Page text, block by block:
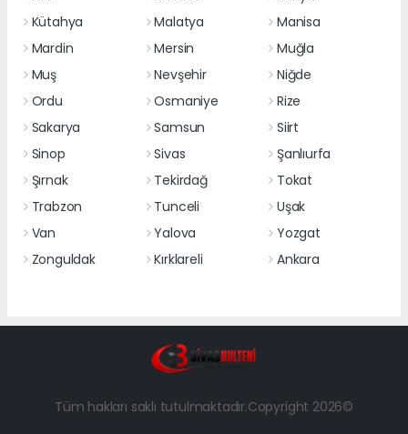
Kütahya
Malatya
Manisa
Mardin
Mersin
Muğla
Muş
Nevşehir
Niğde
Ordu
Osmaniye
Rize
Sakarya
Samsun
Siirt
Sinop
Sivas
Şanlıurfa
Şırnak
Tekirdağ
Tokat
Trabzon
Tunceli
Uşak
Van
Yalova
Yozgat
Zonguldak
Kırklareli Ankara
Tüm hakları saklı tutulmaktadır.Copyright 2026©